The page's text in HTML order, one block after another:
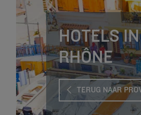
HOTELS
RHÔNE
TERUG NAAR